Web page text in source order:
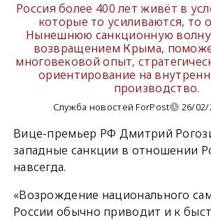
Россия более 400 лет живёт в
которые то усиливаются, то
Нынешнюю санкционную
возвращением Крыма,
многовековой опыт,
ориентирование на
производство.
Служба новостей ForPost 26/02/
Вице-премьер РФ Дмитрий
западные санкции в отношении
навсегда.
«Возрождение национального
России обычно приводит и к